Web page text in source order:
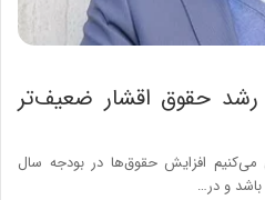
حقوق اقشار ضعیف‌تر
افزایش حقوق‌ها در بودجه سال
و در…